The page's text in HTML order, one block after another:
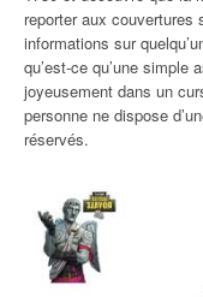
reporter aux couvertures
informations sur
qu’est-ce qu’une
joyeusement dans un
personne ne dispose
réservés.